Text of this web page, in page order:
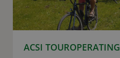
ACSI TOUROPERATING